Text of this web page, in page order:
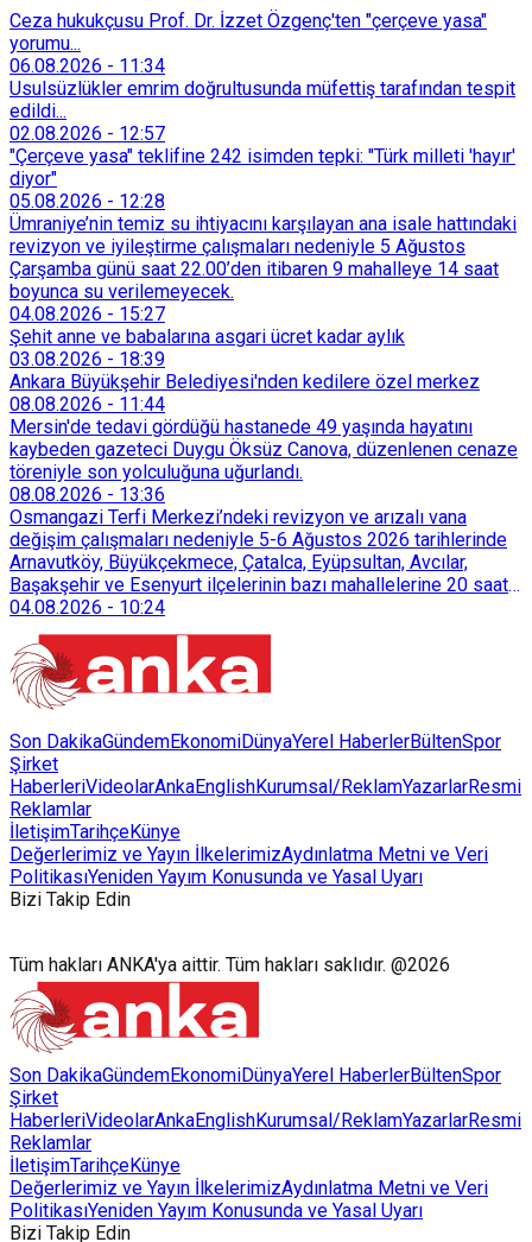
Ceza hukukçusu Prof. Dr. İzzet Özgenç'ten "çerçeve yasa"
yorumu...
06.08.2026 - 11:34
Usulsüzlükler emrim doğrultusunda müfettiş tarafından tespit
edildi...
02.08.2026 - 12:57
"Çerçeve yasa" teklifine 242 isimden tepki: "Türk milleti 'hayır'
diyor"
05.08.2026 - 12:28
Ümraniye’nin temiz su ihtiyacını karşılayan ana isale hattındaki
revizyon ve iyileştirme çalışmaları nedeniyle 5 Ağustos
Çarşamba günü saat 22.00’den itibaren 9 mahalleye 14 saat
boyunca su verilemeyecek.
04.08.2026 - 15:27
Şehit anne ve babalarına asgari ücret kadar aylık
03.08.2026 - 18:39
Ankara Büyükşehir Belediyesi'nden kedilere özel merkez
08.08.2026 - 11:44
Mersin'de tedavi gördüğü hastanede 49 yaşında hayatını
kaybeden gazeteci Duygu Öksüz Canova, düzenlenen cenaze
töreniyle son yolculuğuna uğurlandı.
08.08.2026 - 13:36
Osmangazi Terfi Merkezi’ndeki revizyon ve arızalı vana
değişim çalışmaları nedeniyle 5-6 Ağustos 2026 tarihlerinde
Arnavutköy, Büyükçekmece, Çatalca, Eyüpsultan, Avcılar,
Başakşehir ve Esenyurt ilçelerinin bazı mahallelerine 20 saat
süreyle su verilemeyecek.
04.08.2026 - 10:24
Son DakikaGündemEkonomiDünyaYerel HaberlerBültenSpor
Şirket
HaberleriVideolarAnkaEnglishKurumsal/ReklamYazarlarResmi
Reklamlar
İletişimTarihçeKünye
Değerlerimiz ve Yayın İlkelerimizAydınlatma Metni ve Veri
PolitikasıYeniden Yayım Konusunda ve Yasal Uyarı
Bizi Takip Edin
Tüm hakları ANKA'ya aittir. Tüm hakları saklıdır. @2026
Son DakikaGündemEkonomiDünyaYerel HaberlerBültenSpor
Şirket
HaberleriVideolarAnkaEnglishKurumsal/ReklamYazarlarResmi
Reklamlar
İletişimTarihçeKünye
Değerlerimiz ve Yayın İlkelerimizAydınlatma Metni ve Veri
PolitikasıYeniden Yayım Konusunda ve Yasal Uyarı
Bizi Takip Edin